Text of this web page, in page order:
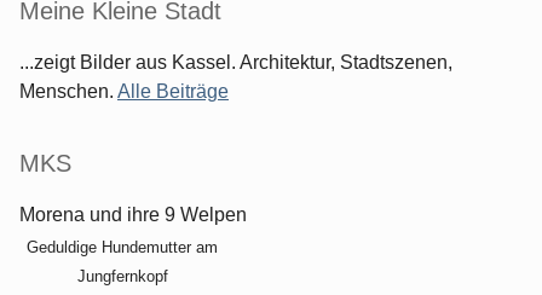
Meine Kleine Stadt
...zeigt Bilder aus Kassel. Architektur, Stadtszenen,
Menschen. Alle Beiträge
MKS
Morena und ihre 9 Welpen
Geduldige Hundemutter am
Jungfernkopf